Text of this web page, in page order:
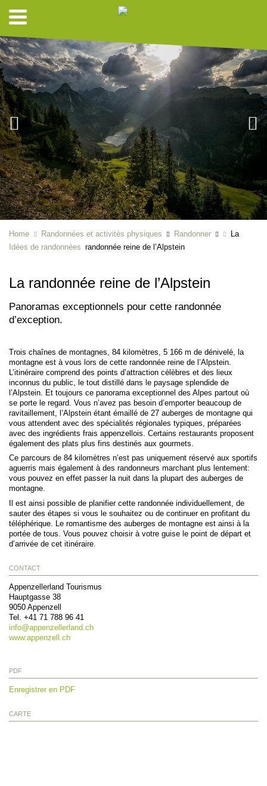
Home Randonnées et activités physiques
Randonner
Idées de randonnées
La
randonnée reine de l’Alpstein
La randonnée reine de l’Alpstein
Panoramas exceptionnels pour cette randonnée
d’exception.
Trois chaînes de montagnes, 84 kilomètres, 5 166 m de dénivelé, la
montagne est à vous lors de cette randonnée reine de l’Alpstein.
L’itinéraire comprend des points d’attraction célèbres et des lieux
inconnus du public, le tout distillé dans le paysage splendide de
l’Alpstein. Et toujours ce panorama exceptionnel des Alpes partout où
se porte le regard. Vous n’avez pas besoin d’emporter beaucoup de
ravitaillement, l’Alpstein étant émaillé de 27 auberges de montagne qui
vous attendent avec des spécialités régionales typiques, préparées
avec des ingrédients frais appenzellois. Certains restaurants proposent
également des plats plus fins destinés aux gourmets.
Ce parcours de 84 kilomètres n’est pas uniquement réservé aux sportifs
aguerris mais également à des randonneurs marchant plus lentement:
vous pouvez en effet passer la nuit dans la plupart des auberges de
montagne.
Il est ainsi possible de planifier cette randonnée individuellement, de
sauter des étapes si vous le souhaitez ou de continuer en profitant du
téléphérique. Le romantisme des auberges de montagne est ainsi à la
portée de tous. Vous pouvez choisir à votre guise le point de départ et
d’arrivée de cet itinéraire.
CONTACT
Appenzellerland Tourismus
Hauptgasse 38
9050 Appenzell
Tel. +41 71 788 96 41
info@appenzellerland.ch
www.appenzell.ch
PDF
Enregistrer en PDF
CARTE